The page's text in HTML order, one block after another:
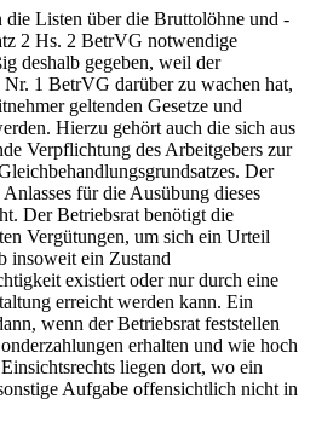
Listen über die Bruttolöhne und -
2 Hs. 2 BetrVG notwendige
deshalb gegeben, weil der
1 BetrVG darüber zu wachen hat,
geltenden Gesetze und
Hierzu gehört auch die sich aus
Verpflichtung des Arbeitgebers zur
Der
für die Ausübung dieses
Der Betriebsrat benötigt die
Vergütungen, um sich ein Urteil
insoweit ein Zustand
existiert oder nur durch eine
erreicht werden kann. Ein
wenn der Betriebsrat feststellen
erhalten und wie hoch
liegen dort, wo ein
Aufgabe offensichtlich nicht in